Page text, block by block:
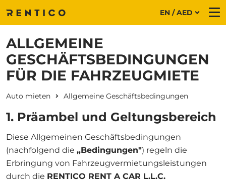
EN / AED
ALLGEMEINE
GESCHÄFTSBEDINGUNGEN
FÜR DIE FAHRZEUGMIETE
Auto mieten Allgemeine Geschäftsbedingungen
1. Präambel und Geltungsbereich
Diese Allgemeinen Geschäftsbedingungen
(nachfolgend die „Bedingungen") regeln die
Erbringung von Fahrzeugvermietungsleistungen
durch die RENTICO RENT A CAR L.L.C.